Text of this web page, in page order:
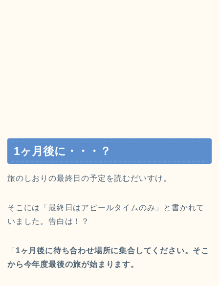
1ヶ月後に・・・？
旅のしおりの最終日の予定を読むだいすけ。
そこには「最終日はアピールタイムのみ」と書かれて
いました。告白は！？
「 1ヶ月後に待ち合わせ場所に集合してください。そこ
から今年度最後の旅が始まります。